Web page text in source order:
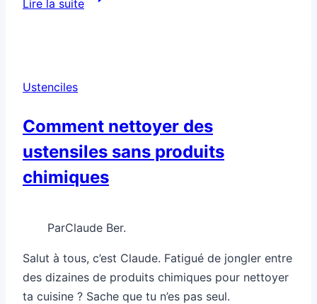
Lire la suite
Ustenciles
Comment nettoyer des
ustensiles sans produits
chimiques
ParClaude Ber.
Salut à tous, c’est Claude. Fatigué de jongler entre
des dizaines de produits chimiques pour nettoyer
ta cuisine ? Sache que tu n’es pas seul.